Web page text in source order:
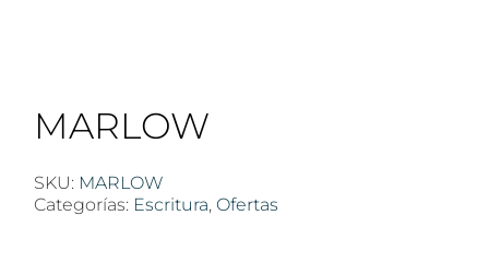
MARLOW
SKU: MARLOW
Categorías: Escritura, Ofertas